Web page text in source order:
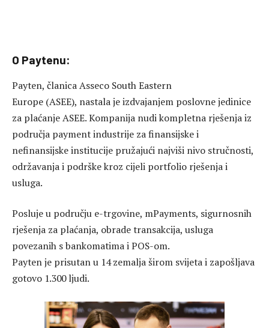
O Paytenu:
Payten, članica Asseco South Eastern
Europe (ASEE), nastala je izdvajanjem poslovne jedinice
za plaćanje ASEE. Kompanija nudi kompletna rješenja iz
područja payment industrije za finansijske i
nefinansijske institucije pružajući najviši nivo stručnosti,
održavanja i podrške kroz cijeli portfolio rješenja i
usluga.
Posluje u području e-trgovine, mPayments, sigurnosnih
rješenja za plaćanja, obrade transakcija, usluga
povezanih s bankomatima i POS-om.
Payten je prisutan u 14 zemalja širom svijeta i zapošljava
gotovo 1.300 ljudi.